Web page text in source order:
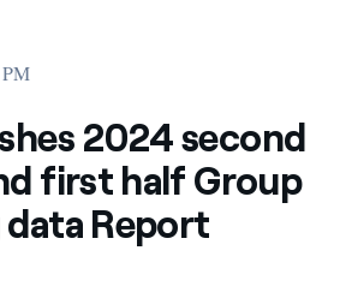
2024 second
first half Group
Report